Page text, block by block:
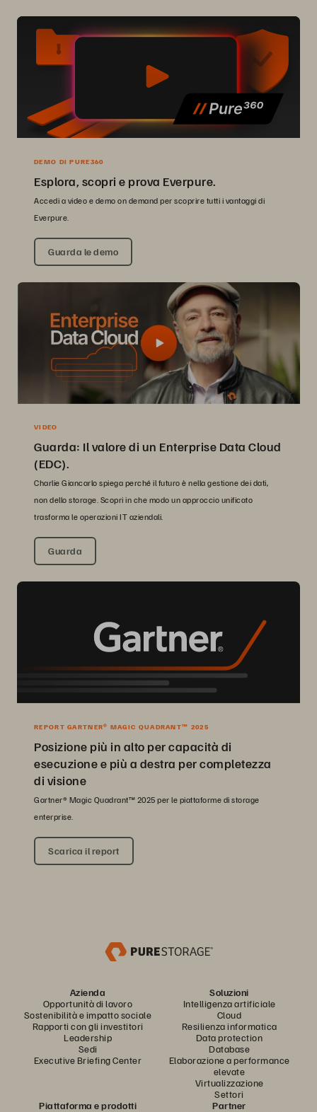
DEMO DI PURE360
Esplora, scopri e prova Everpure.
Accedi a video e demo on demand per scoprire tutti i vantaggi di
Everpure.
Guarda le demo
VIDEO
Guarda: Il valore di un Enterprise Data Cloud
(EDC).
Charlie Giancarlo spiega perché il futuro è nella gestione dei dati,
non dello storage. Scopri in che modo un approccio unificato
trasforma le operazioni IT aziendali.
Guarda
REPORT GARTNER® MAGIC QUADRANT™ 2025
Posizione più in alto per capacità di
esecuzione e più a destra per completezza
di visione
Gartner® Magic Quadrant™ 2025 per le piattaforme di storage
enterprise.
Scarica il report
Azienda
Opportunità di lavoro
Sostenibilità e impatto sociale
Rapporti con gli investitori
Leadership
Sedi
Executive Briefing Center
Soluzioni
Intelligenza artificiale
Cloud
Resilienza informatica
Data protection
Database
Elaborazione a performance
elevate
Virtualizzazione
Settori
Piattaforma e prodotti
Partner